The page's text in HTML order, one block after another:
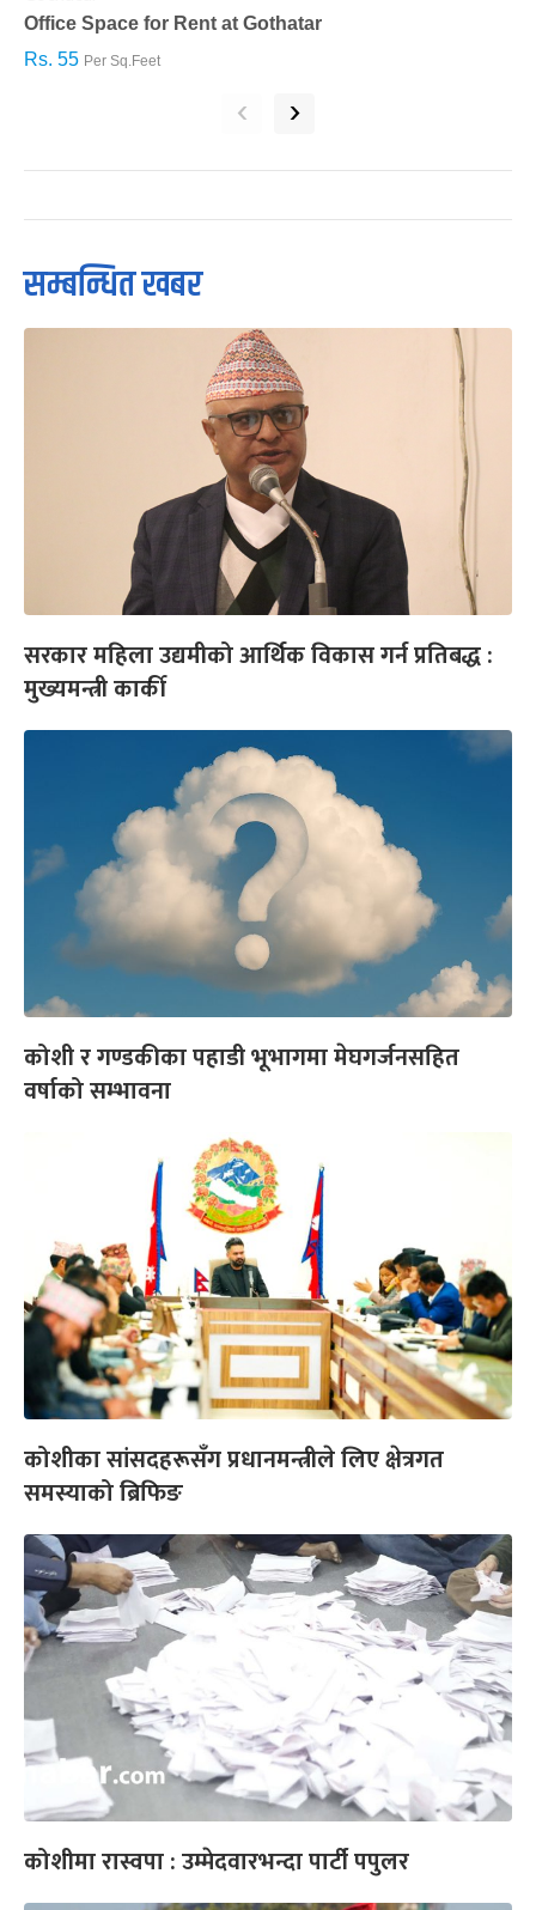
Office Space for Rent at Gothatar
Rs. 55 Per Sq.Feet
‹ ›
सम्बन्धित खबर
सरकार महिला उद्यमीको आर्थिक विकास गर्न प्रतिबद्ध :
मुख्यमन्त्री कार्की
कोशी र गण्डकीका पहाडी भूभागमा मेघगर्जनसहित
वर्षाको सम्भावना
कोशीका सांसदहरूसँग प्रधानमन्त्रीले लिए क्षेत्रगत
समस्याको ब्रिफिङ
कोशीमा रास्वपा : उम्मेदवारभन्दा पार्टी पपुलर